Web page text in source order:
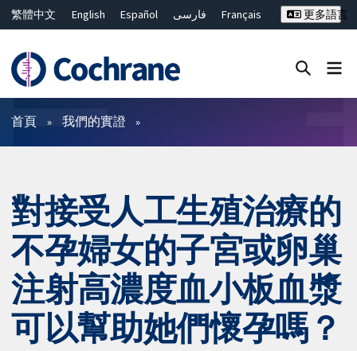
繁體中文 English Español فارسی
Français
ไทย
简体中文
更多語言
篩選條件
首頁 我們的實證
對接受人工生殖治療的
不孕婦女的子宮或卵巢
注射高濃度血小板血漿
可以幫助她們懷孕嗎？